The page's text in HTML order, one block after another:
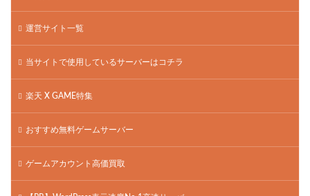
運営サイト一覧
当サイトで使用しているサーバーはコチラ
楽天 X GAME特集
おすすめ無料ゲームサーバー
ゲームアカウント高価買取